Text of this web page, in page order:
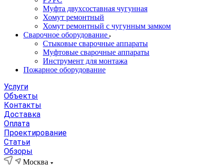
Муфта двухсоставная чугунная
Хомут ремонтный
Хомут ремонтный с чугунным замком
Сварочное оборудование
Стыковые сварочные аппараты
Муфтовые сварочные аппараты
Инструмент для монтажа
Пожарное оборудование
Услуги
Объекты
Контакты
Доставка
Оплата
Проектирование
Статьи
Обзоры
Москва